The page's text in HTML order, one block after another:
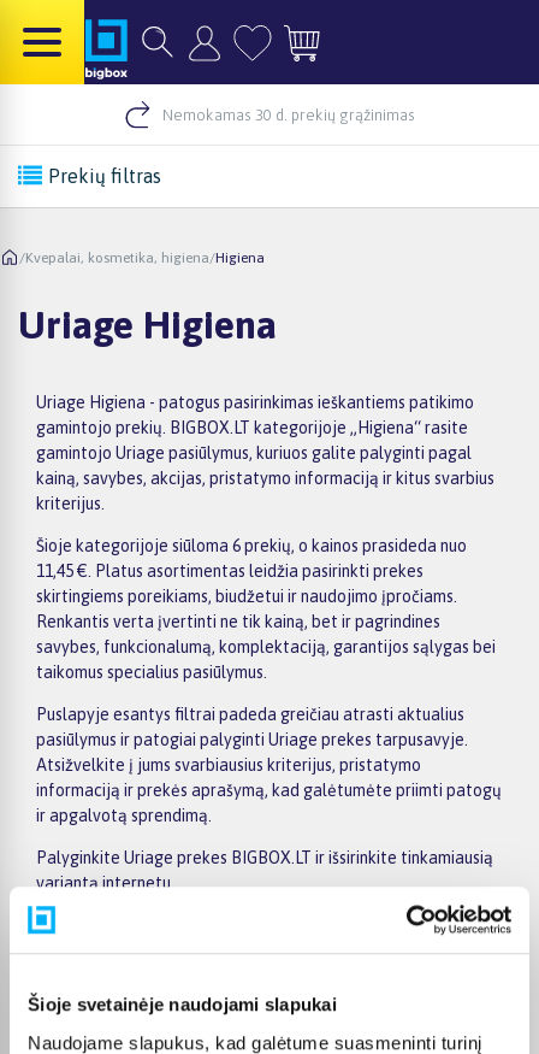
Šioje svetainėje naudojami slapukai
Naudojame slapukus, kad galėtume suasmeninti turinį
Nemokamas 30 d. prekių grąžinimas
Prekių filtras
/Kvepalai, kosmetika, higiena/Higiena
Uriage Higiena
Uriage Higiena - patogus pasirinkimas ieškantiems patikimo
gamintojo prekių. BIGBOX.LT kategorijoje „Higiena“ rasite
gamintojo Uriage pasiūlymus, kuriuos galite palyginti pagal
kainą, savybes, akcijas, pristatymo informaciją ir kitus svarbius
kriterijus.
Šioje kategorijoje siūloma 6 prekių, o kainos prasideda nuo
11,45 €. Platus asortimentas leidžia pasirinkti prekes
skirtingiems poreikiams, biudžetui ir naudojimo įpročiams.
Renkantis verta įvertinti ne tik kainą, bet ir pagrindines
savybes, funkcionalumą, komplektaciją, garantijos sąlygas bei
taikomus specialius pasiūlymus.
Puslapyje esantys filtrai padeda greičiau atrasti aktualius
pasiūlymus ir patogiai palyginti Uriage prekes tarpusavyje.
Atsižvelkite į jums svarbiausius kriterijus, pristatymo
informaciją ir prekės aprašymą, kad galėtumėte priimti patogų
ir apgalvotą sprendimą.
Palyginkite Uriage prekes BIGBOX.LT ir išsirinkite tinkamiausią
variantą internetu.
Pirkėjų atsiliepimai apie prekes